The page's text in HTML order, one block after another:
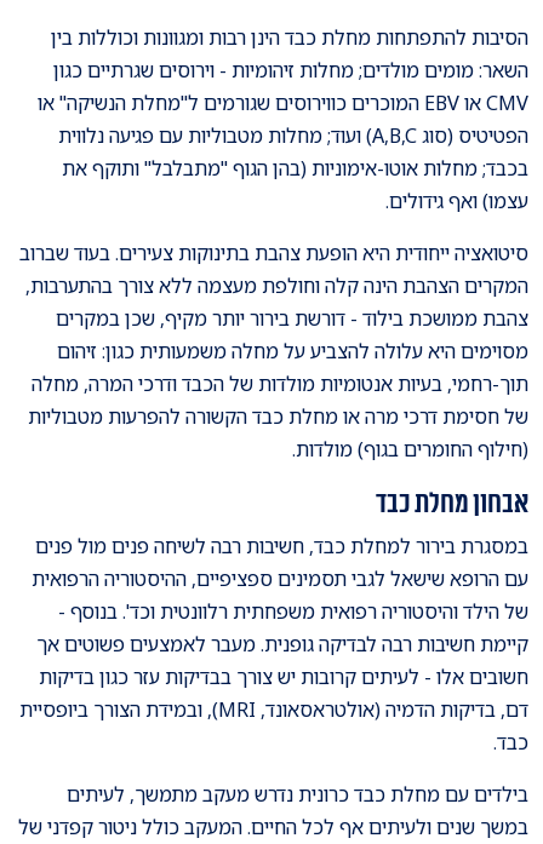
הסיבות להתפתחות מחלת כבד הינן רבות ומגוונות וכוללות בין
השאר: מומים מולדים; מחלות זיהומיות - וירוסים שגרתיים כגון
CMV או EBV המוכרים כווירוסים שגורמים ל"מחלת הנשיקה" או
הפטיטיס (סוג A,B,C) ועוד; מחלות מטבוליות עם פגיעה נלווית
בכבד; מחלות אוטו-אימוניות (בהן הגוף "מתבלבל" ותוקף את
עצמו) ואף גידולים.
סיטואציה ייחודית היא הופעת צהבת בתינוקות צעירים. בעוד שברוב
המקרים הצהבת הינה קלה וחולפת מעצמה ללא צורך בהתערבות,
צהבת ממושכת בילוד - דורשת בירור יותר מקיף, שכן במקרים
מסוימים היא עלולה להצביע על מחלה משמעותית כגון: זיהום
תוך-רחמי, בעיות אנטומיות מולדות של הכבד ודרכי המרה, מחלה
של חסימת דרכי מרה או מחלת כבד הקשורה להפרעות מטבוליות
(חילוף החומרים בגוף) מולדות.
אבחון מחלת כבד
במסגרת בירור למחלת כבד, חשיבות רבה לשיחה פנים מול פנים
עם הרופא שישאל לגבי תסמינים ספציפיים, ההיסטוריה הרפואית
של הילד והיסטוריה רפואית משפחתית רלוונטית וכד'. בנוסף -
קיימת חשיבות רבה לבדיקה גופנית. מעבר לאמצעים פשוטים אך
חשובים אלו - לעיתים קרובות יש צורך בבדיקות עזר כגון בדיקות
דם, בדיקות הדמיה (אולטראסאונד, MRI), ובמידת הצורך ביופסיית
כבד.
בילדים עם מחלת כבד כרונית נדרש מעקב מתמשך, לעיתים
במשך שנים ולעיתים אף לכל החיים. המעקב כולל ניטור קפדני של